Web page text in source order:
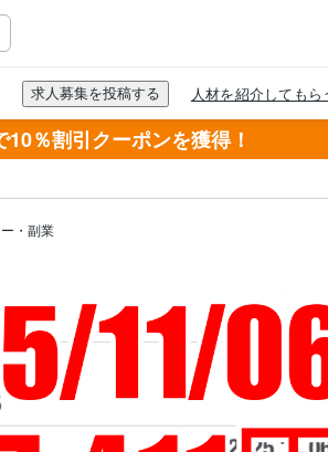
10％割引クーポンを獲得！
・副業